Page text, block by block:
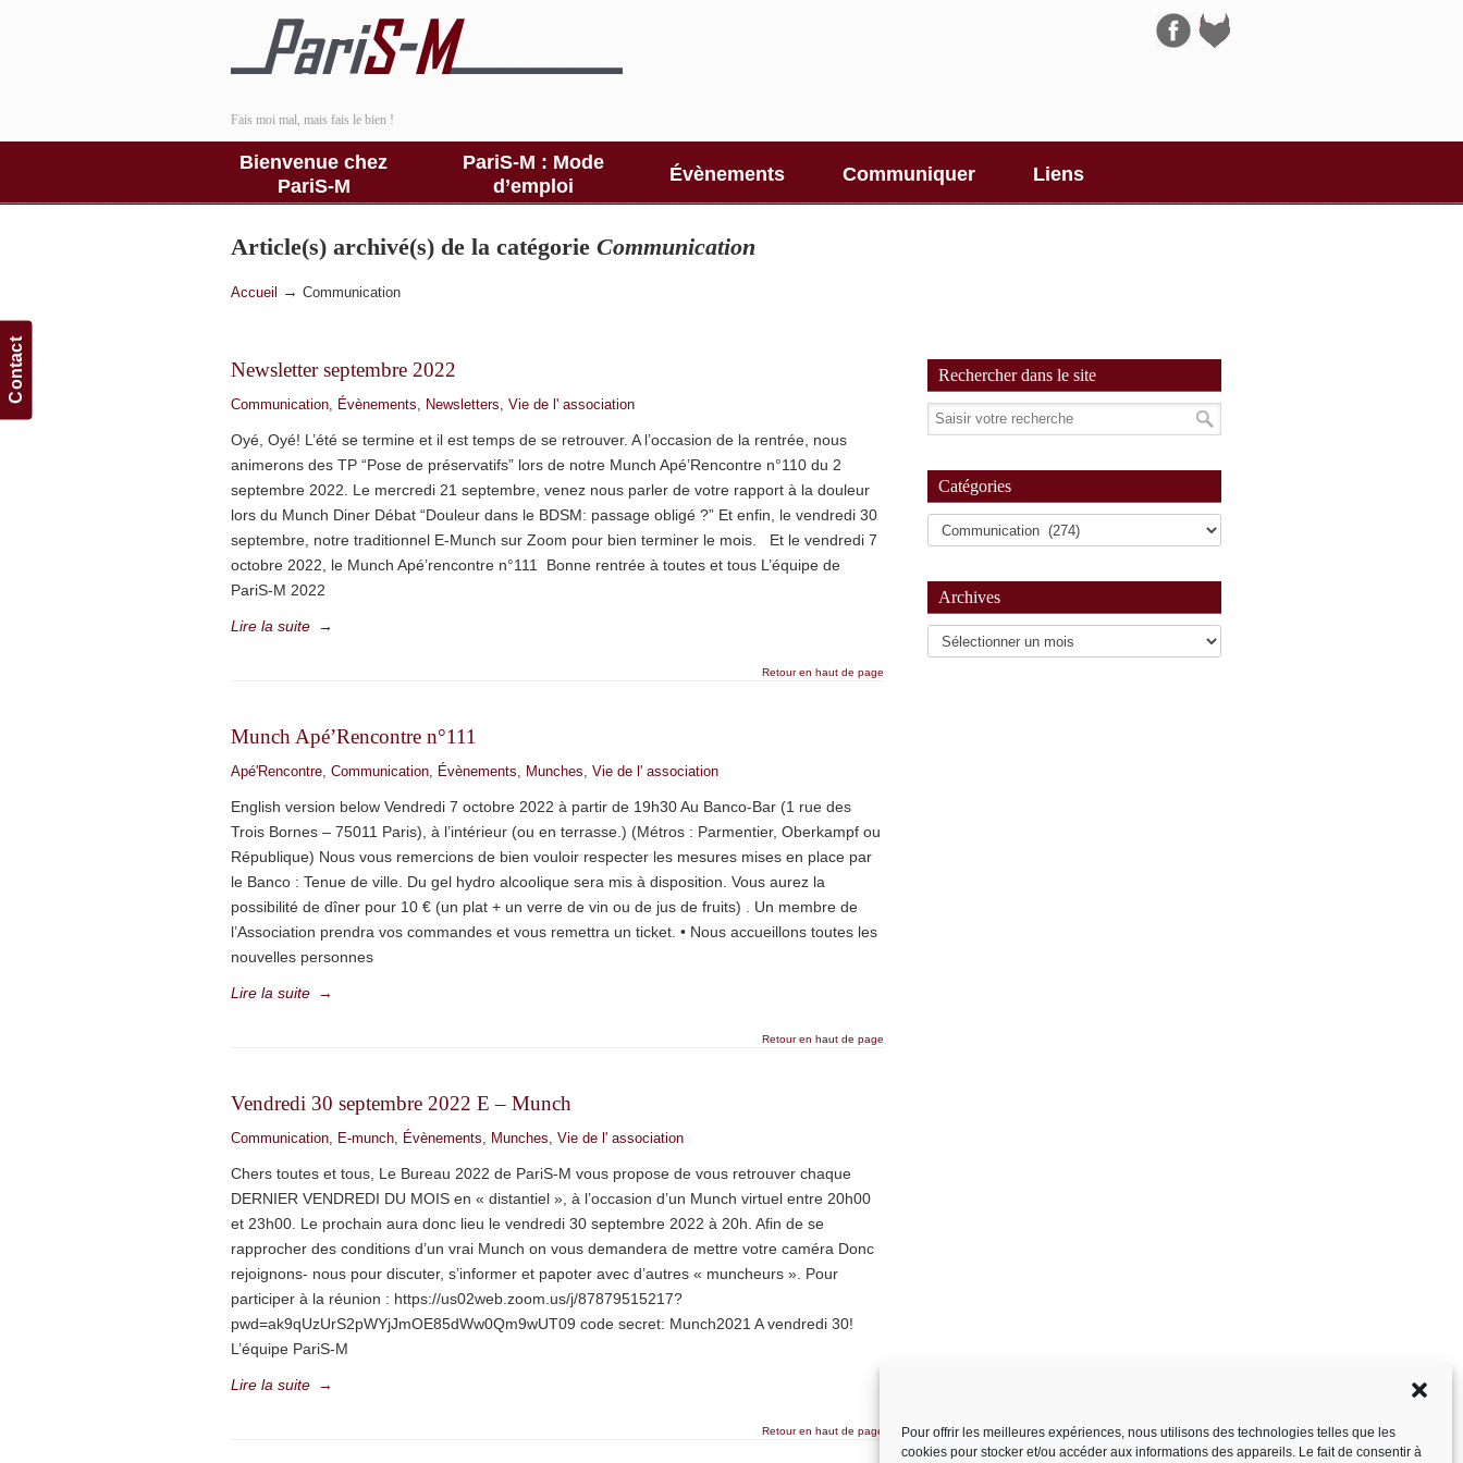
Pour offrir les meilleures expériences, nous utilisons des technologies telles que les
cookies pour stocker et/ou accéder aux informations des appareils. Le fait de consentir à
Contact
Fais moi mal, mais fais le bien !
Bienvenue chez
PariS-M
PariS-M : Mode
d’emploi
Évènements Communiquer Liens
Navigation
Article(s) archivé(s) de la catégorie Communication
Accueil → Communication
Newsletter septembre 2022
Communication, Évènements, Newsletters, Vie de l' association
Oyé, Oyé! L’été se termine et il est temps de se retrouver. A l’occasion de la rentrée, nous
animerons des TP “Pose de préservatifs” lors de notre Munch Apé’Rencontre n°110 du 2
septembre 2022. Le mercredi 21 septembre, venez nous parler de votre rapport à la douleur
lors du Munch Diner Débat “Douleur dans le BDSM: passage obligé ?” Et enfin, le vendredi 30
septembre, notre traditionnel E-Munch sur Zoom pour bien terminer le mois. Et le vendredi 7
octobre 2022, le Munch Apé’rencontre n°111 Bonne rentrée à toutes et tous L’équipe de
PariS-M 2022
Lire la suite →
Retour en haut de page
Munch Apé’Rencontre n°111
Apé'Rencontre, Communication, Évènements, Munches, Vie de l' association
English version below Vendredi 7 octobre 2022 à partir de 19h30 Au Banco-Bar (1 rue des
Trois Bornes – 75011 Paris), à l’intérieur (ou en terrasse.) (Métros : Parmentier, Oberkampf ou
République) Nous vous remercions de bien vouloir respecter les mesures mises en place par
le Banco : Tenue de ville. Du gel hydro alcoolique sera mis à disposition. Vous aurez la
possibilité de dîner pour 10 € (un plat + un verre de vin ou de jus de fruits) . Un membre de
l’Association prendra vos commandes et vous remettra un ticket. • Nous accueillons toutes les
nouvelles personnes
Lire la suite →
Retour en haut de page
Vendredi 30 septembre 2022 E – Munch
Communication, E-munch, Évènements, Munches, Vie de l' association
Chers toutes et tous, Le Bureau 2022 de PariS-M vous propose de vous retrouver chaque
DERNIER VENDREDI DU MOIS en « distantiel », à l’occasion d’un Munch virtuel entre 20h00
et 23h00. Le prochain aura donc lieu le vendredi 30 septembre 2022 à 20h. Afin de se
rapprocher des conditions d’un vrai Munch on vous demandera de mettre votre caméra Donc
rejoignons- nous pour discuter, s’informer et papoter avec d’autres « muncheurs ». Pour
participer à la réunion : https://us02web.zoom.us/j/87879515217?
pwd=ak9qUzUrS2pWYjJmOE85dWw0Qm9wUT09 code secret: Munch2021 A vendredi 30!
L’équipe PariS-M
Lire la suite →
Retour en haut de page
Rechercher dans le site
Catégories
Archives
Archives